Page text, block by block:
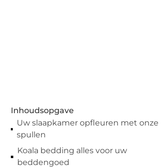
Inhoudsopgave
Uw slaapkamer opfleuren met onze
spullen
Koala bedding alles voor uw
beddengoed